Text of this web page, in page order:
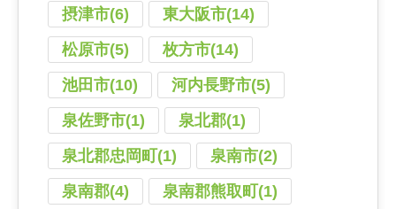
摂津市(6)
東大阪市(14)
松原市(5)
枚方市(14)
池田市(10)
河内長野市(5)
泉佐野市(1)
泉北郡(1)
泉北郡忠岡町(1)
泉南市(2)
泉南郡(4)
泉南郡熊取町(1)